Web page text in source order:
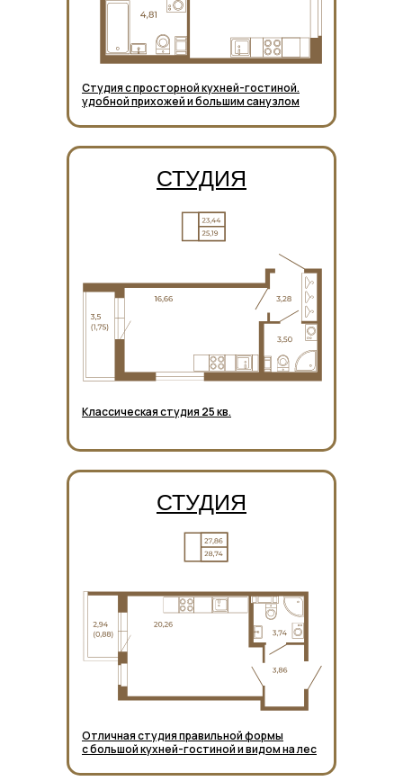
Студия с просторной кухней-гостиной.
удобной прихожей и большим санузлом
СТУДИЯ
Классическая студия 25 кв.
СТУДИЯ
Отличная студия правильной формы
с большой кухней-гостиной и видом на лес